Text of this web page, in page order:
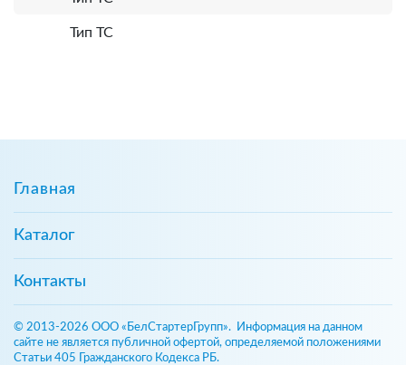
Тип ТС
Главная
Каталог
Контакты
© 2013-2026 ООО «БелСтартерГрупп». Информация на данном
сайте не является публичной офертой, определяемой положениями
Статьи 405 Гражданского Кодекса РБ.